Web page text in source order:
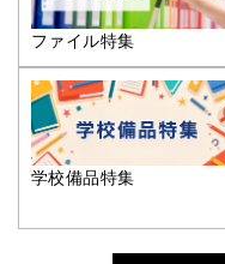
ファイル特集
学校備品特集